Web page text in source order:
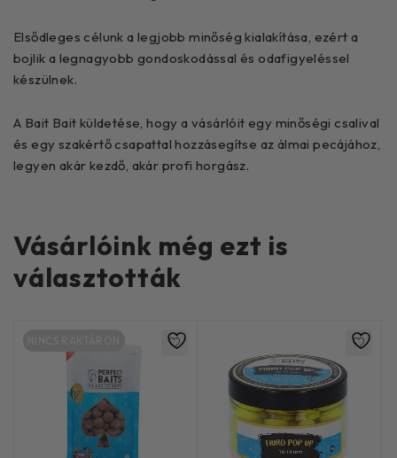
Elsődleges célunk a legjobb minőség kialakítása, ezért a
bojlik a legnagyobb gondoskodással és odafigyeléssel
készülnek.
A Bait Bait küldetése, hogy a vásárlóit egy minőségi csalival
és egy szakértő csapattal hozzásegítse az álmai pecájához,
legyen akár kezdő, akár profi horgász.
Vásárlóink még ezt is
választották